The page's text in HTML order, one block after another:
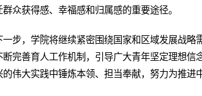
群众获得感、幸福感和归属感的重要途径。
一步，学院将继续紧密围绕国家和区域发展战
断完善育人工作机制，引导广大青年坚定理想
的伟大实践中锤炼本领、担当奉献，努力为推进